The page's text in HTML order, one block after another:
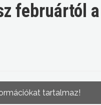
februártól
tartalmaz!